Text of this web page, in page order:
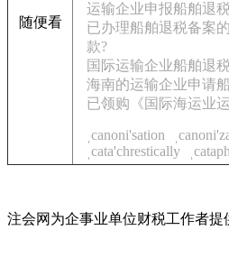
随便看
运输企业申报船舶退
已办理船舶退税备案
款?
国际运输企业船舶退
海南的运输企业申请
已领购《国际海运业
ˌcanoni'sation
ˌcata'chrestically
注会网为企事业单位财税工作者